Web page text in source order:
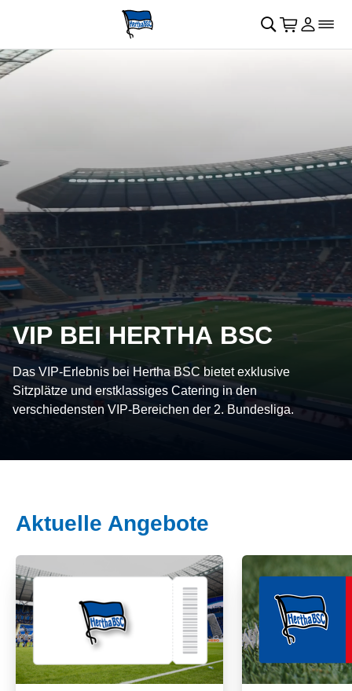
􀄫
􀊫 􀍩 Login
􀉩􀌇
VIP BEI HERTHA BSC
Das VIP-Erlebnis bei Hertha BSC bietet exklusive
Sitzplätze und erstklassiges Catering in den
verschiedensten VIP-Bereichen der 2. Bundesliga.
Aktuelle Angebote